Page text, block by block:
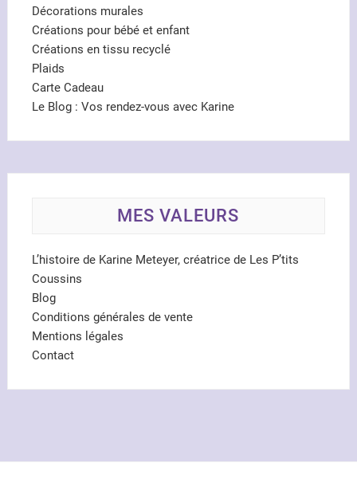
Décorations murales
Créations pour bébé et enfant
Créations en tissu recyclé
Plaids
Carte Cadeau
Le Blog : Vos rendez-vous avec Karine
MES VALEURS
L’histoire de Karine Meteyer, créatrice de Les P’tits
Coussins
Blog
Conditions générales de vente
Mentions légales
Contact